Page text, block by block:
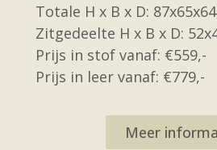
Totale H x B x D:
Zitgedeelte H x B x D:
Prijs in stof vanaf: €559,-
Prijs in leer vanaf: €779,-
Meer